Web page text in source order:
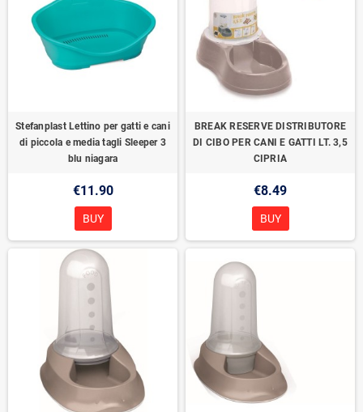
Stefanplast Lettino per gatti e cani
di piccola e media tagli Sleeper 3
blu niagara
€11.90
BUY
BREAK RESERVE DISTRIBUTORE
DI CIBO PER CANI E GATTI LT. 3,5
CIPRIA
€8.49
BUY